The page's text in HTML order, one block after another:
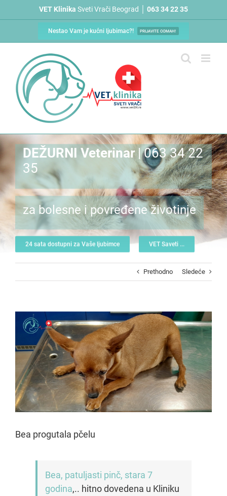
VET Klinika Sveti Vrači Beograd │ 063 34 22 35
Nestao Vam je kućni ljubimac?! PRIJAVITE ODMAH!
DEŽURNI Veterinar| 063 34 22
35
za bolesne i povređene životinje
24 sata dostupni za Vaše ljubimce VET Saveti ...
Prethodno Sledeće
Larger
Image
Bea progutala pčelu
Bea, patuljasti pinč, stara 7
godina,.. hitno dovedena u Kliniku